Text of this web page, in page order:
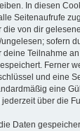
In diesen
Seitenaufrufe
die von dir
sofern
deine Teilnahme
Ferner
und eine
eine
über die
Daten